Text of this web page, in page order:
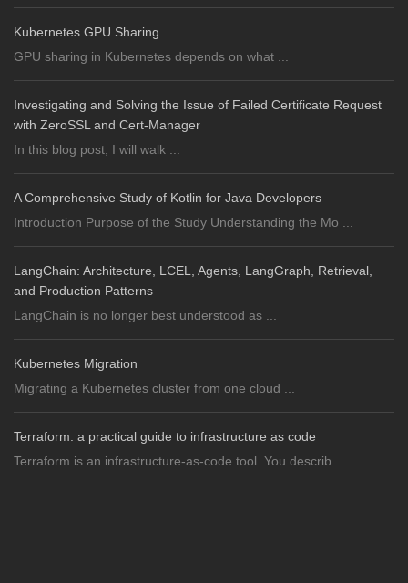
Kubernetes GPU Sharing
GPU sharing in Kubernetes depends on what ...
Investigating and Solving the Issue of Failed Certificate Request
with ZeroSSL and Cert-Manager
In this blog post, I will walk ...
A Comprehensive Study of Kotlin for Java Developers
Introduction Purpose of the Study Understanding the Mo ...
LangChain: Architecture, LCEL, Agents, LangGraph, Retrieval,
and Production Patterns
LangChain is no longer best understood as ...
Kubernetes Migration
Migrating a Kubernetes cluster from one cloud ...
Terraform: a practical guide to infrastructure as code
Terraform is an infrastructure-as-code tool. You describ ...